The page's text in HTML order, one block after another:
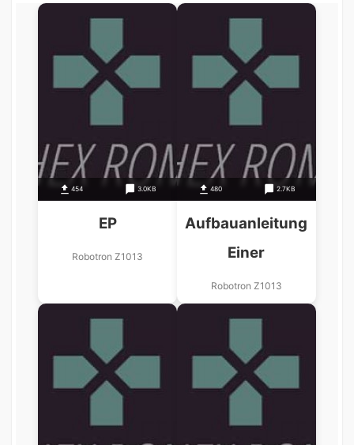
454 3.0KB
EP
Robotron Z1013
480 2.7KB
Aufbauanleitung
Einer
Robotron Z1013